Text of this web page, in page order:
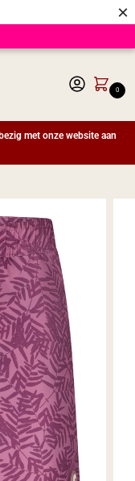
×
0
met onze website aan